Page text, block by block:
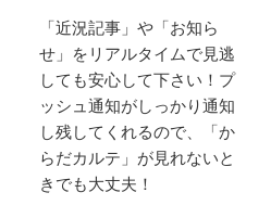
「近況記事」や「お知ら
せ」をリアルタイムで見逃
しても安心して下さい！プ
ッシュ通知がしっかり通知
し残してくれるので、「か
らだカルテ」が見れないと
きでも大丈夫！